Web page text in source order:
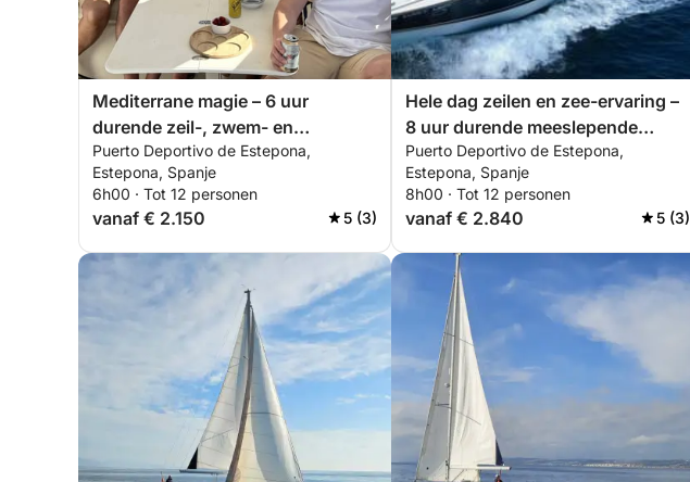
Mediterrane magie – 6 uur
durende zeil-, zwem- en
peddelretraite
Puerto Deportivo de Estepona,
Estepona, Spanje
6h00 · Tot 12 personen
vanaf € 2.150 5 (3)
Hele dag zeilen en zee-ervaring –
8 uur durende meeslepende
ervaring
Puerto Deportivo de Estepona,
Estepona, Spanje
8h00 · Tot 12 personen
vanaf € 2.840 5 (3)